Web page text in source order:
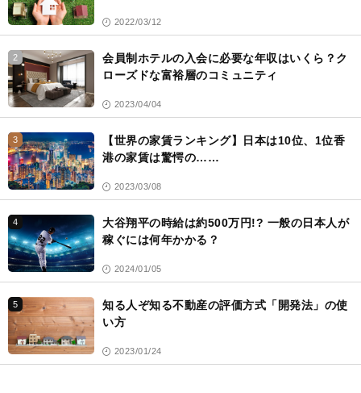
2022/03/12
2
会員制ホテルの入会に必要な年収はいくら？ク
ローズドな富裕層のコミュニティ
2023/04/04
3
【世界の家賃ランキング】日本は10位、1位香
港の家賃は驚愕の……
2023/03/08
4
大谷翔平の時給は約500万円!? 一般の日本人が
稼ぐには何年かかる？
2024/01/05
5
知る人ぞ知る不動産の評価方式「開発法」の使
い方
2023/01/24